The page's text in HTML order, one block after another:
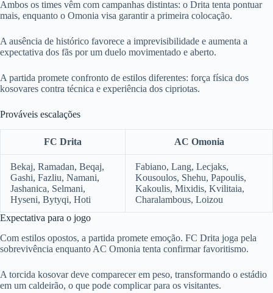
Ambos os times vêm com campanhas distintas: o Drita tenta pontuar
mais, enquanto o Omonia visa garantir a primeira colocação.
A ausência de histórico favorece a imprevisibilidade e aumenta a
expectativa dos fãs por um duelo movimentado e aberto.
A partida promete confronto de estilos diferentes: força física dos
kosovares contra técnica e experiência dos cipriotas.
Prováveis escalações
FC Drita AC Omonia
Bekaj, Ramadan, Beqaj,
Gashi, Fazliu, Namani,
Jashanica, Selmani,
Hyseni, Bytyqi, Hoti
Fabiano, Lang, Lecjaks,
Kousoulos, Shehu, Papoulis,
Kakoulis, Mixidis, Kvilitaia,
Charalambous, Loizou
Expectativa para o jogo
Com estilos opostos, a partida promete emoção. FC Drita joga pela
sobrevivência enquanto AC Omonia tenta confirmar favoritismo.
A torcida kosovar deve comparecer em peso, transformando o estádio
em um caldeirão, o que pode complicar para os visitantes.